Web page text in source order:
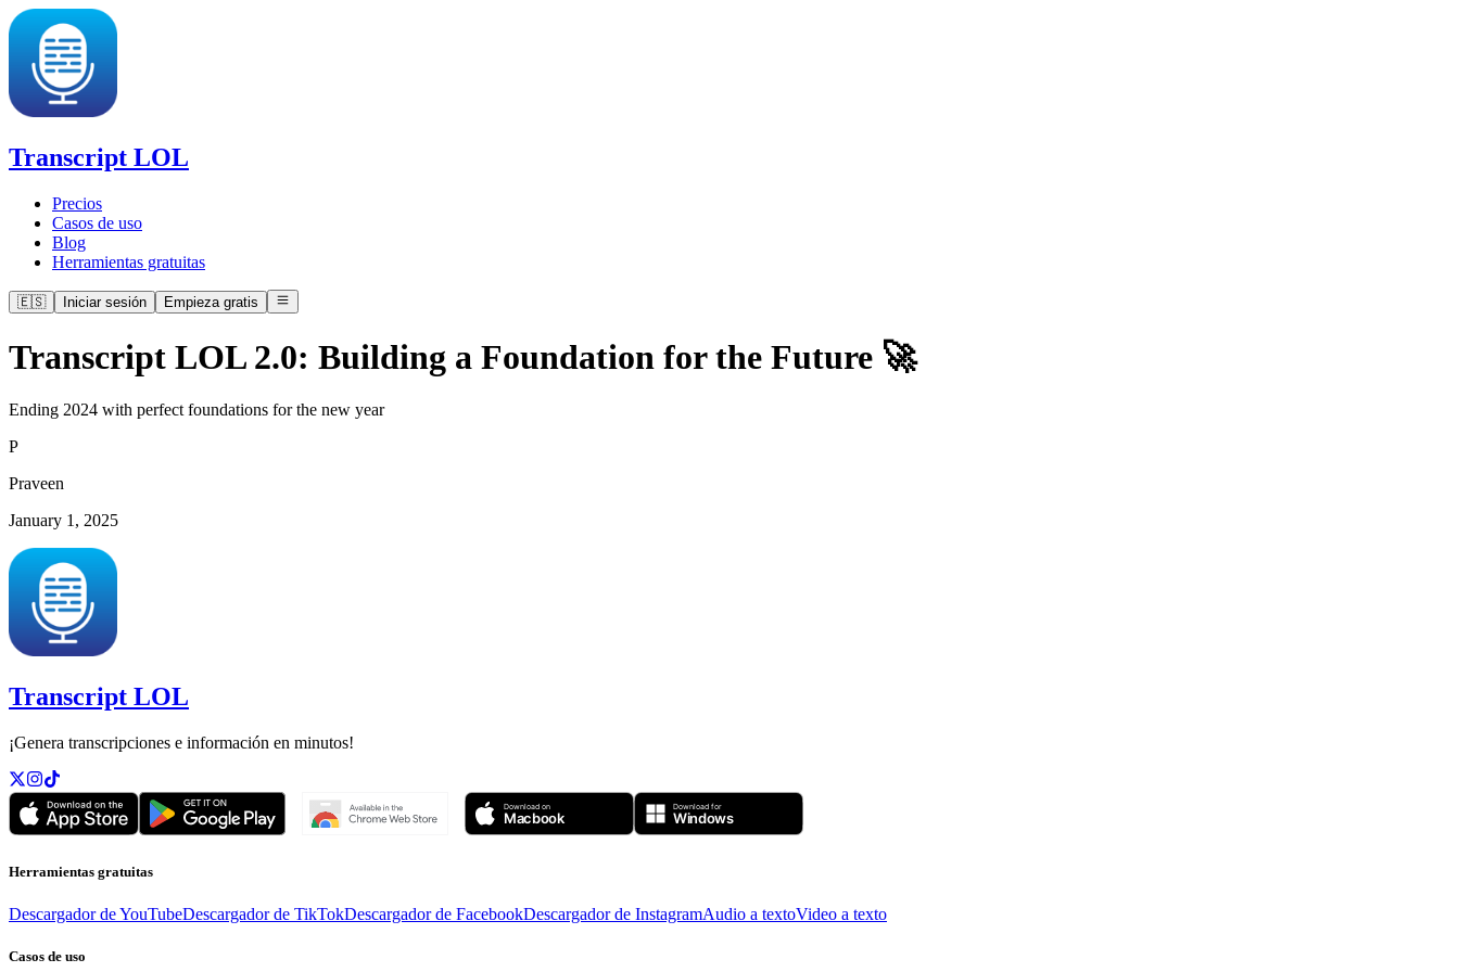
Transcript LOL
Precios
Casos de uso
Blog
Herramientas gratuitas
🇪🇸 Iniciar sesión Empieza gratis
Transcript LOL 2.0: Building a Foundation for the Future 🚀
Ending 2024 with perfect foundations for the new year
P
Praveen
January 1, 2025
Transcript LOL
¡Genera transcripciones e información en minutos!
Herramientas gratuitas
Descargador de YouTubeDescargador de TikTokDescargador de FacebookDescargador de InstagramAudio a textoVideo a texto
Casos de uso